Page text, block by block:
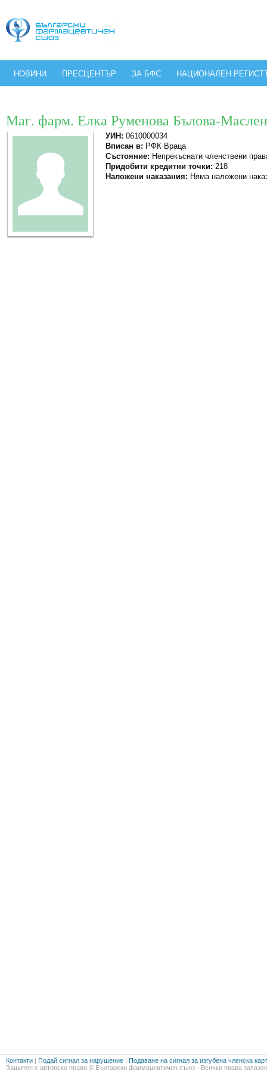
НОВИНИ ПРЕСЦЕНТЪР ЗА БФС НАЦИОНАЛЕН
Маг. фарм. Елка Руменова Бълова-
УИН: 0610000034
Вписан в: РФК Враца
Състояние: Непрекъснати членствени
Придобити кредитни точки: 218
Наложени наказания: Няма наложени
Контакти | Подай сигнал за нарушение | Подаване на сигнал за изгубена членска
Защитен с авторско право © Български фармацевтичен съюз - Всички права